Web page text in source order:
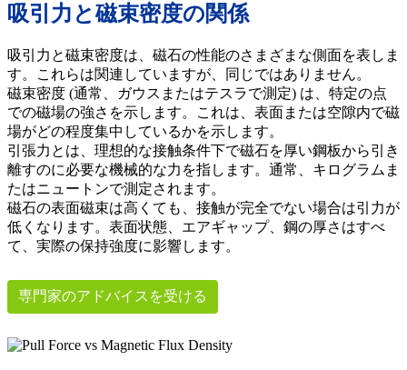
吸引力と磁束密度の関係
吸引力と磁束密度は、磁石の性能のさまざまな側面を表しま
す。これらは関連していますが、同じではありません。
磁束密度 (通常、ガウスまたはテスラで測定) は、特定の点
での磁場の強さを示します。これは、表面または空隙内で磁
場がどの程度集中しているかを示します。
引張力とは、理想的な接触条件下で磁石を厚い鋼板から引き
離すのに必要な機械的な力を指します。通常、キログラムま
たはニュートンで測定されます。
磁石の表面磁束は高くても、接触が完全でない場合は引力が
低くなります。表面状態、エアギャップ、鋼の厚さはすべ
て、実際の保持強度に影響します。
専門家のアドバイスを受ける